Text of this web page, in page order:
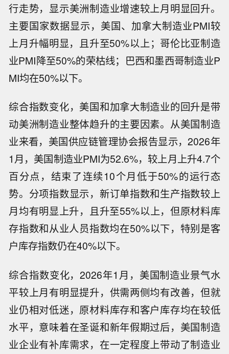
行走势，显示美洲制造业增速较上月明显回升。
主要国家数据显示，美国、加拿大制造业PMI较
上月升幅明显，且升至50%以上；哥伦比亚制造
业PMI降至50%的荣枯线；巴西和墨西哥制造业P
MI均在50%以下。
综合指数变化，美国和加拿大制造业的回升是带
动美洲制造业整体趋升的主要因素。从美国制造
业来看，美国供应链管理协会报告显示，2026年
1月，美国制造业PMI为52.6%，较上月上升4.7个
百分点，结束了连续10个月低于50%的运行态
势。分项指数显示，新订单指数和生产指数较上
月均有明显上升，且升至55%以上，但原材料库
存指数和从业人员指数均在50%以下，特别是客
户库存指数仍在40%以下。
综合指数变化，2026年1月，美国制造业景气水
平较上月有明显提升，供需两侧均有改善，但就
业仍相对低迷，原材料库存和客户库存均在较低
水平，意味着在圣诞和新年假期过后，美国制造
业企业有补库需求，在一定程度上带动了制造业